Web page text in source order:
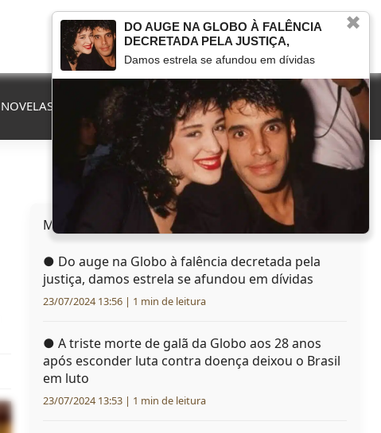
NOVELAS QUE FIM LEVOU MARCOU NA TV HERANÇAS
Mais lidas hoje
● Do auge na Globo à falência decretada pela
justiça, damos estrela se afundou em dívidas
23/07/2024 13:56 | 1 min de leitura
● A triste morte de galã da Globo aos 28 anos
após esconder luta contra doença deixou o Brasil
em luto
23/07/2024 13:53 | 1 min de leitura
✖
DO AUGE NA GLOBO À FALÊNCIA
DECRETADA PELA JUSTIÇA,
Damos estrela se afundou em dívidas